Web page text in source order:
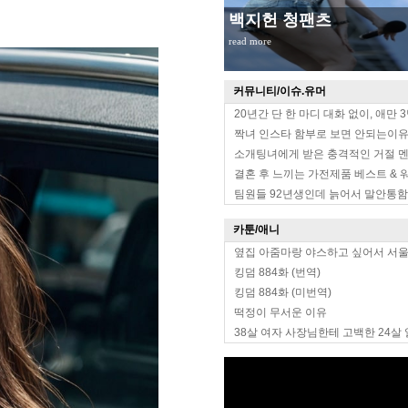
무대위 장원영 옆태
read more
커뮤니티/이슈.유머
20년간 단 한 마디 대화 없이, 애만
짝녀 인스타 함부로 보면 안되는이유
소개팅녀에게 받은 충격적인 거절
결혼 후 느끼는 가전제품 베스트 &
팀원들 92년생인데 늙어서 말안통
카툰/애니
옆집 아줌마랑 야스하고 싶어서 서
킹덤 884화 (번역)
킹덤 884화 (미번역)
떡정이 무서운 이유
38살 여자 사장님한테 고백한 24살